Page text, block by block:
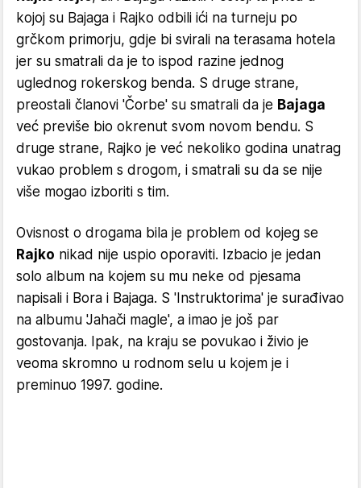
kojoj su Bajaga i Rajko odbili ići na turneju po
grčkom primorju, gdje bi svirali na terasama hotela
jer su smatrali da je to ispod razine jednog
uglednog rokerskog benda. S druge strane,
preostali članovi 'Čorbe' su smatrali da je Bajaga
već previše bio okrenut svom novom bendu. S
druge strane, Rajko je već nekoliko godina unatrag
vukao problem s drogom, i smatrali su da se nije
više mogao izboriti s tim.
Ovisnost o drogama bila je problem od kojeg se
Rajko nikad nije uspio oporaviti. Izbacio je jedan
solo album na kojem su mu neke od pjesama
napisali i Bora i Bajaga. S 'Instruktorima' je surađivao
na albumu 'Jahači magle', a imao je još par
gostovanja. Ipak, na kraju se povukao i živio je
veoma skromno u rodnom selu u kojem je i
preminuo 1997. godine.